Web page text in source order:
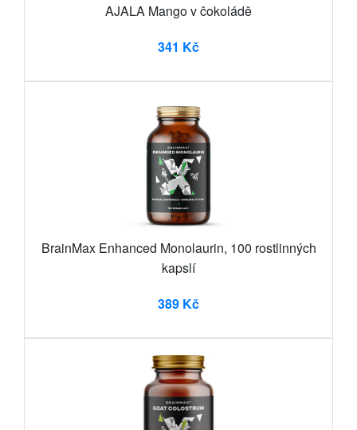
AJALA Mango v čokoládě
341 Kč
BrainMax Enhanced Monolaurin, 100 rostlinných
kapslí
389 Kč